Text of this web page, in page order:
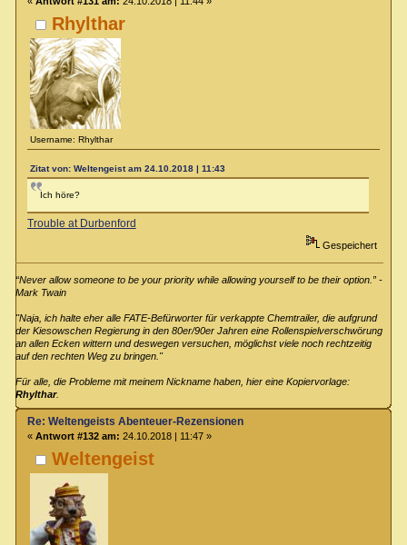
Rhylthar
Username: Rhylthar
Zitat von: Weltengeist am 24.10.2018 | 11:43
Ich höre?
Trouble at Durbenford
Gespeichert
“Never allow someone to be your priority while allowing yourself to be their option.” -
Mark Twain
"Naja, ich halte eher alle FATE-Befürworter für verkappte Chemtrailer, die aufgrund
der Kiesowschen Regierung in den 80er/90er Jahren eine Rollenspielverschwörung
an allen Ecken wittern und deswegen versuchen, möglichst viele noch rechtzeitig
auf den rechten Weg zu bringen."
Für alle, die Probleme mit meinem Nickname haben, hier eine Kopiervorlage:
Rhylthar.
Weltengeist
Re: Weltengeists Abenteuer-Rezensionen
« Antwort #132 am: 24.10.2018 | 11:47 »